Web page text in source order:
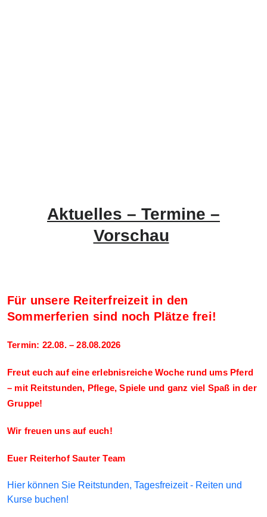
Aktuelles – Termine –
Vorschau
Für unsere Reiterfreizeit in den
Sommerferien sind noch Plätze frei!
Termin: 22.08. – 28.08.2026
Freut euch auf eine erlebnisreiche Woche rund ums Pferd
– mit Reitstunden, Pflege, Spiele und ganz viel Spaß in der
Gruppe!
Wir freuen uns auf euch!
Euer Reiterhof Sauter Team
Hier können Sie Reitstunden, Tagesfreizeit - Reiten und
Kurse buchen!